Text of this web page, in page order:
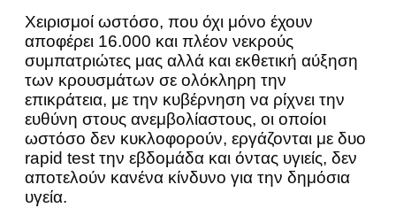
Χειρισμοί ωστόσο, που όχι μόνο έχουν
αποφέρει 16.000 και πλέον νεκρούς
συμπατριώτες μας αλλά και εκθετική αύξηση
των κρουσμάτων σε ολόκληρη την
επικράτεια, με την κυβέρνηση να ρίχνει την
ευθύνη στους ανεμβολίαστους, οι οποίοι
ωστόσο δεν κυκλοφορούν, εργάζονται με δυο
rapid test την εβδομάδα και όντας υγιείς, δεν
αποτελούν κανένα κίνδυνο για την δημόσια
υγεία.